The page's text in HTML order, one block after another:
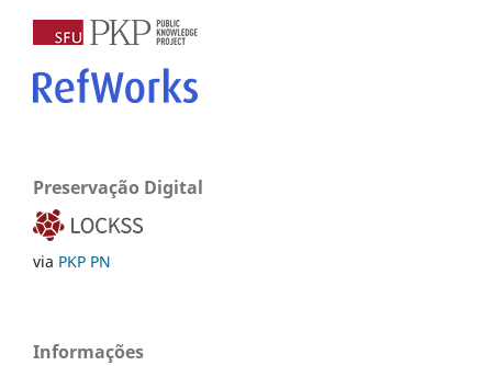
Preservação Digital
via PKP PN
Informações